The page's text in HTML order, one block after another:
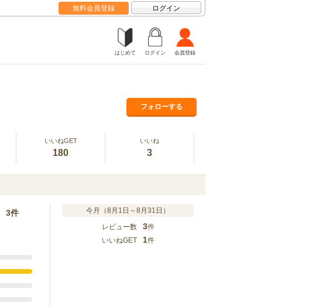
無料会員登録 ログイン
はじめて ログイン 会員登録
フォローする
いいねGET
180
いいね
3
3件
今月（8月1日～8月31日）
レビュー数
3件
いいねGET
1件